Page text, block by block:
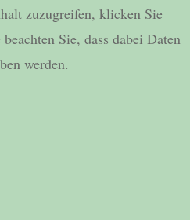
zuzugreifen, klicken Sie
Sie, dass dabei Daten
werden.